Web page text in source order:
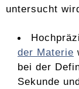
untersucht
der Materie
bei der
Sekunde